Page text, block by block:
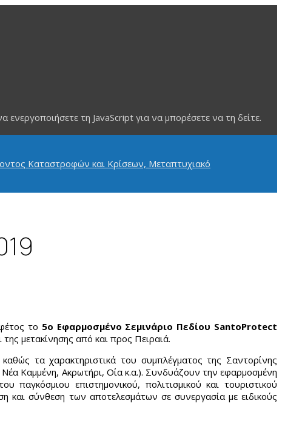
τη JavaScript για να μπορέσετε να τη δείτε.
το 5ο Εφαρμοσμένο Σεμινάριο Πεδίου SantoProtect
μετακίνησης από και προς Πειραιά.
τα χαρακτηριστικά του συμπλέγματος της Σαντορίνης
Καμμένη, Ακρωτήρι, Οία κ.α.). Συνδυάζουν την εφαρμοσμένη
επιστημονικού, πολιτισμικού και τουριστικού
και σύνθεση των αποτελεσμάτων σε συνεργασία με ειδικούς